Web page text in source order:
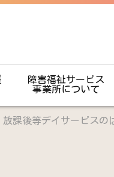
障害福祉サービス
事業所について
放課後等デイサービスの